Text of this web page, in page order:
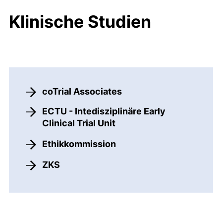
Klinische Studien
coTrial Associates
ECTU - Intedisziplinäre Early
Clinical Trial Unit
Ethikkommission
ZKS